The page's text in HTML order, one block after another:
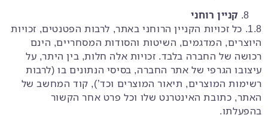
קניין רוחני
1.8. כל זכויות הקניין הרוחני באתר, לרבות הפטנטים, זכויות
היוצרים, המדגמים, השיטות והסודות המסחריים, הינם
רכושה של החברה בלבד. זכויות אלה חלות, בין היתר, על
עיצובו הגרפי של אתר החברה, בסיסי הנתונים בו (לרבות
רשימות המוצרים, תיאור המוצרים וכד’), קוד המחשב של
האתר, כתובת האינטרנט שלו וכל פרט אחר הקשור
בהפעלתו.